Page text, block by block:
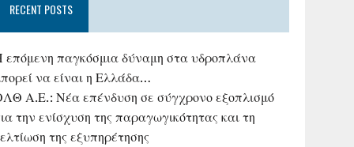
RECENT POSTS
επόμενη παγκόσμια δύναμη στα υδροπλάνα
να είναι η Ελλάδα…
Α.Ε.: Νέα επένδυση σε σύγχρονο εξοπλισμό
την ενίσχυση της παραγωγικότητας και τη
της εξυπηρέτησης